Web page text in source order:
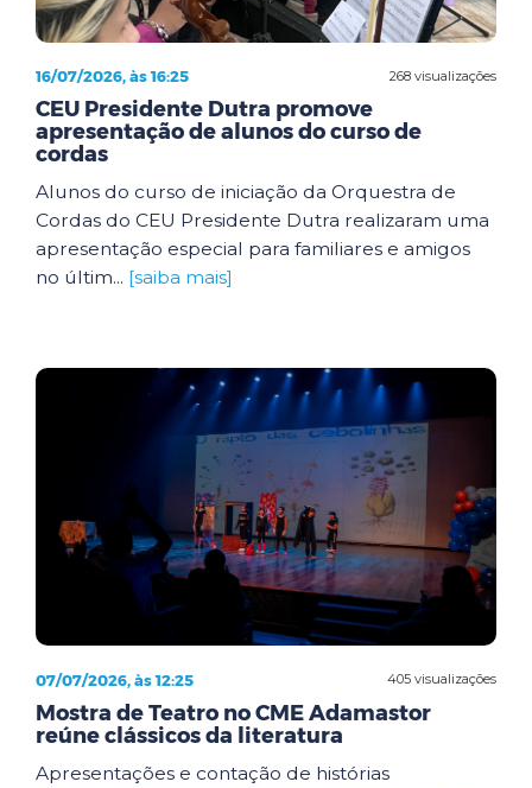
268 visualizações
16/07/2026, às 16:25
CEU Presidente Dutra promove
apresentação de alunos do curso de
cordas
Alunos do curso de iniciação da Orquestra de
Cordas do CEU Presidente Dutra realizaram uma
apresentação especial para familiares e amigos
no últim... [saiba mais]
405 visualizações
07/07/2026, às 12:25
Mostra de Teatro no CME Adamastor
reúne clássicos da literatura
Apresentações e contação de histórias